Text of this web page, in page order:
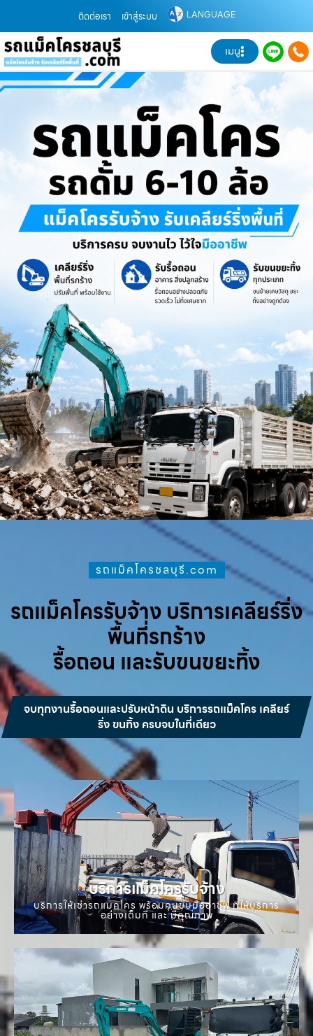
ติดต่อเรา เข้าสู่ระบบ LANGUAGE
เมนู
รถแม็คโครชลบุรี.com
รถแม็คโครรับจ้าง บริการเคลียร์ริ่ง
พื้นที่รกร้าง
รื้อถอน และรับขนขยะทิ้ง
จบทุกงานรื้อถอนและปรับหน้าดิน บริการรถแม็คโคร เคลียร์
ริ่ง ขนทิ้ง ครบจบในที่เดียว
บริการแม็คโครรับจ้าง
บริการให้เช่ารถแมคโคร พร้อมคนขับมืออาชีพ ที่ให้บริการ
อย่างเต็มที่ และ มีคุณภาพ